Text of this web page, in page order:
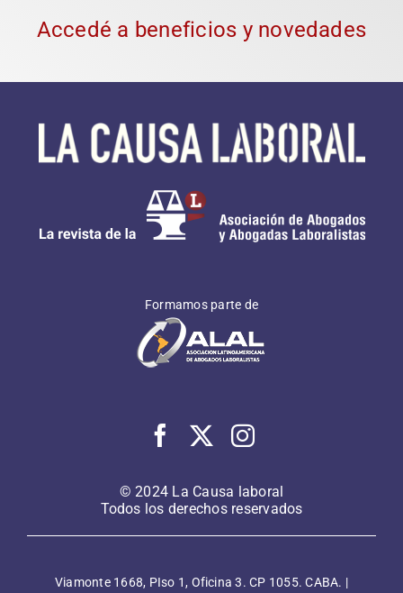
Accedé a beneficios y novedades
Formamos parte de
© 2024 La Causa laboral